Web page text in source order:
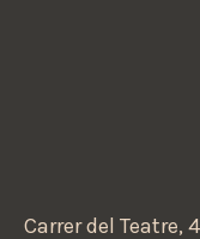
Carrer del Teatre,